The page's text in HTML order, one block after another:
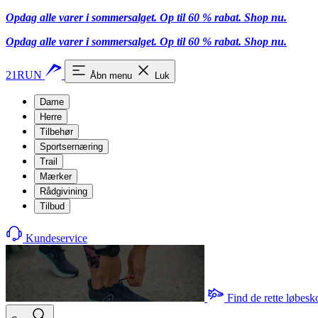
Opdag alle varer i sommersalget. Op til 60 % rabat. Shop nu.
Opdag alle varer i sommersalget. Op til 60 % rabat. Shop nu.
21RUN Åbn menu Luk
Dame
Herre
Tilbehør
Sportsernæring
Trail
Mærker
Rådgivining
Tilbud
Kundeservice
Find de rette